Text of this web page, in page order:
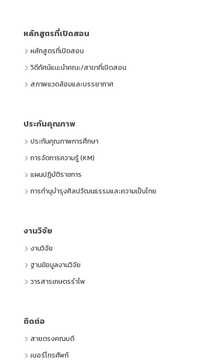
หลักสูตรที่เปิดสอน
หลักสูตรที่เปิดสอน
วิดีทัศน์แนะนำคณะ/สาขาที่เปิดสอน
สภาพแวดล้อมและบรรยากาศ
ประกันคุณภาพ
ประกันคุณภาพการศึกษา
การจัดการความรู้ (KM)
แผนปฏิบัติราชการ
การทำนุบำรุงศิลปวัฒนธรรมและความเป็นไทย
งานวิจัย
งานวิจัย
ฐานข้อมูลงานวิจัย
วารสารเกษตรรำไพ
ติดต่อ
สายตรงคณบดี
เบอร์โทรศัพท์